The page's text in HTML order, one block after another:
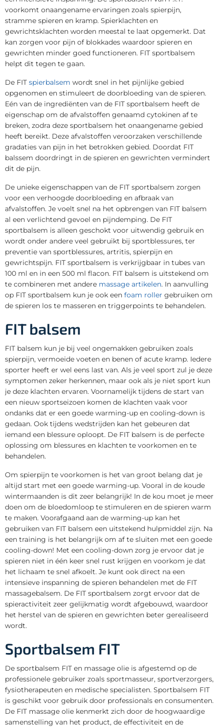
voorkomt onaangename ervaringen zoals spierpijn,
stramme spieren en kramp. Spierklachten en
gewrichtsklachten worden meestal te laat opgemerkt. Dat
kan zorgen voor pijn of blokkades waardoor spieren en
gewrichten minder goed functioneren. FIT sportbalsem
helpt dit tegen te gaan.
De FIT spierbalsem wordt snel in het pijnlijke gebied
opgenomen en stimuleert de doorbloeding van de spieren.
Eén van de ingrediënten van de FIT sportbalsem heeft de
eigenschap om de afvalstoffen genaamd cytokinen af te
breken, zodra deze sportbalsem het onaangename gebied
heeft bereikt. Deze afvalstoffen veroorzaken verschillende
gradaties van pijn in het betrokken gebied. Doordat FIT
balssem doordringt in de spieren en gewrichten vermindert
dit de pijn.
De unieke eigenschappen van de FIT sportbalsem zorgen
voor een verhoogde doorbloeding en afbraak van
afvalstoffen. Je voelt snel na het opbrengen van FIT balsem
al een verlichtend gevoel en pijndemping. De FIT
sportbalsem is alleen geschokt voor uitwendig gebruik en
wordt onder andere veel gebruikt bij sportblessures, ter
preventie van sportblessures, artritis, spierpijn en
gewrichtspijn. FIT sportbalsem is verkrijgbaar in tubes van
100 ml en in een 500 ml flacon. FIT balsem is uitstekend om
te combineren met andere massage artikelen. In aanvulling
op FIT sportbalsem kun je ook een foam roller gebruiken om
de spieren los te masseren en triggerpoints te behandelen.
FIT balsem
FIT balsem kun je bij veel ongemakken gebruiken zoals
spierpijn, vermoeide voeten en benen of acute kramp. Iedere
sporter heeft er wel eens last van. Als je veel sport zul je deze
symptomen zeker herkennen, maar ook als je niet sport kun
je deze klachten ervaren. Voornamelijk tijdens de start van
een nieuw sportseizoen komen de klachten vaak voor
ondanks dat er een goede warming-up en cooling-down is
gedaan. Ook tijdens wedstrijden kan het gebeuren dat
iemand een blessure oploopt. De FIT balsem is de perfecte
oplossing om blessures en klachten te voorkomen en te
behandelen.
Om spierpijn te voorkomen is het van groot belang dat je
altijd start met een goede warming-up. Vooral in de koude
wintermaanden is dit zeer belangrijk! In de kou moet je meer
doen om de bloedomloop te stimuleren en de spieren warm
te maken. Voorafgaand aan de warming-up kan het
gebruiken van FIT balsem een uitstekend hulpmiddel zijn. Na
een training is het belangrijk om af te sluiten met een goede
cooling-down! Met een cooling-down zorg je ervoor dat je
spieren niet in één keer snel rust krijgen en voorkom je dat
het lichaam te snel afkoelt. Je kunt ook direct na een
intensieve inspanning de spieren behandelen met de FIT
massagebalsem. De FIT sportbalsem zorgt ervoor dat de
spieractiviteit zeer gelijkmatig wordt afgebouwd, waardoor
het herstel van de spieren en gewrichten beter gerealiseerd
wordt.
Sportbalsem FIT
De sportbalsem FIT en massage olie is afgestemd op de
professionele gebruiker zoals sportmasseur, sportverzorgers,
fysiotherapeuten en medische specialisten. Sportbalsem FIT
is geschikt voor gebruik door professionals en consumenten.
De FIT massage olie kenmerkt zich door de hoogwaardige
samenstelling van het product, de effectiviteit en de